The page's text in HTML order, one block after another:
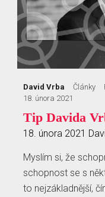
David Vrba Články
18. února 2021
Tip Davida
18. února 2021
Myslím si, že
schopnost se s
to nejzákladnější,